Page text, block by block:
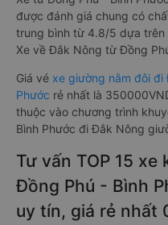
được đánh giá chung có
trung bình từ 4.8/5 dựa trên
Xe về Đắk Nông từ Đồng
Giá vé xe giường nằm đôi
Phước rẻ nhất là
thuộc vào chương trình
Bình Phước đi Đắk Nông
Tư vấn TOP 15
Đồng Phú - Bình
uy tín, giá rẻ nhất